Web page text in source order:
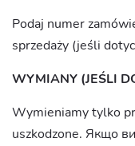
Podaj numer
sprzedaży (jeśli
WYMIANY (JEŚLI
Wymieniamy tylko
uszkodzone. Якщо